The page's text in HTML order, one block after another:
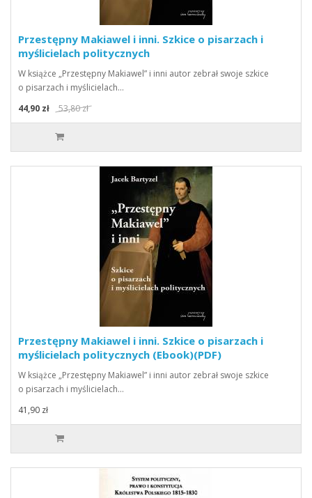
Przestępny Makiawel i inni. Szkice o pisarzach i
myślicielach politycznych
W książce „Przestępny Makiawel” i inni autor zebrał swoje szkice
o pisarzach i myślicielach…
44,90 zł
53,80 zł
Przestępny Makiawel i inni. Szkice o pisarzach i
myślicielach politycznych (Ebook)(PDF)
W książce „Przestępny Makiawel” i inni autor zebrał swoje szkice
o pisarzach i myślicielach…
41,90 zł